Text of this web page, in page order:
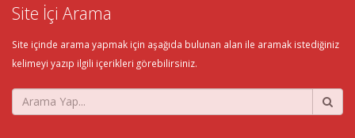
Site İçi Arama
Site içinde arama yapmak için aşağıda bulunan alan ile aramak istediğiniz
kelimeyi yazıp ilgili içerikleri görebilirsiniz.